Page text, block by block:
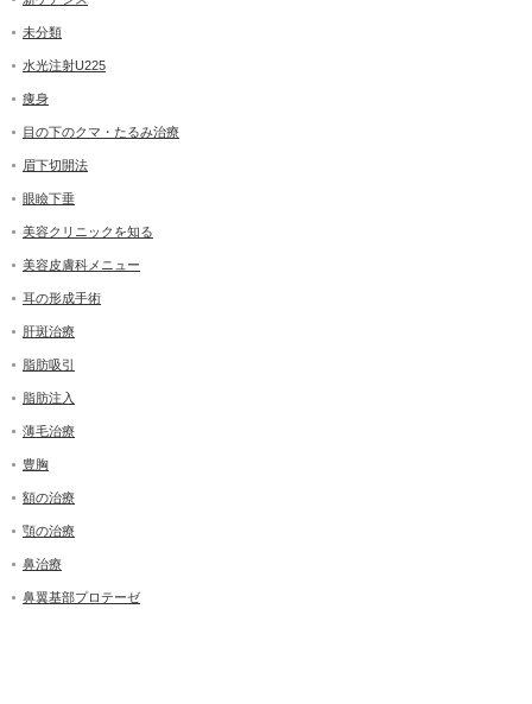
未分類
水光注射U225
痩身
目の下のクマ・たるみ治療
眉下切開法
眼瞼下垂
美容クリニックを知る
美容皮膚科メニュー
耳の形成手術
肝斑治療
脂肪吸引
脂肪注入
薄毛治療
豊胸
額の治療
顎の治療
鼻治療
鼻翼基部プロテーゼ